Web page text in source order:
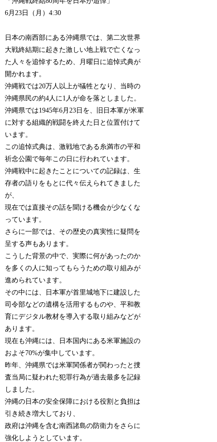
6月23日（月）4:30
日本の南西部にある沖縄県では、第二次世界
大戦終結期に起きた激しい地上戦で亡くなっ
た人々を追悼するため、月曜日に追悼式典が
開かれます。
沖縄戦では20万人以上が犠牲となり、当時の
沖縄県民の約4人に1人が命を落としました。
沖縄県では1945年6月23日を、旧日本軍が米軍
に対する組織的戦闘を終えた日と位置付けて
います。
この追悼式典は、激戦地である糸満市の平和
祈念公園で毎年この日に行われています。
沖縄戦中に起きたことについての記録は、生
存者の語りをもとに代々伝えられてきました
が、
現在では直接その話を聞ける機会が少なくな
っています。
さらに一部では、その歴史の真実性に疑問を
呈する声もあります。
こうした背景の中で、実際に何があったのか
を多くの人に知ってもらうための取り組みが
進められています。
その中には、日本軍が首里城地下に建設した
司令部などの遺構を活用するものや、平和教
育にデジタル教材を導入する取り組みなどが
あります。
現在も沖縄には、日本国内にある米軍施設の
およそ70%が集中しています。
昨年、沖縄県では米軍関係者が関わったと捜
査当局に疑われた犯罪行為が過去最多を記録
しました。
沖縄の日本の安全保障における役割と負担は
引き続き増大しており、
政府は沖縄を含む南西諸島の防衛力をさらに
強化しようとしています。